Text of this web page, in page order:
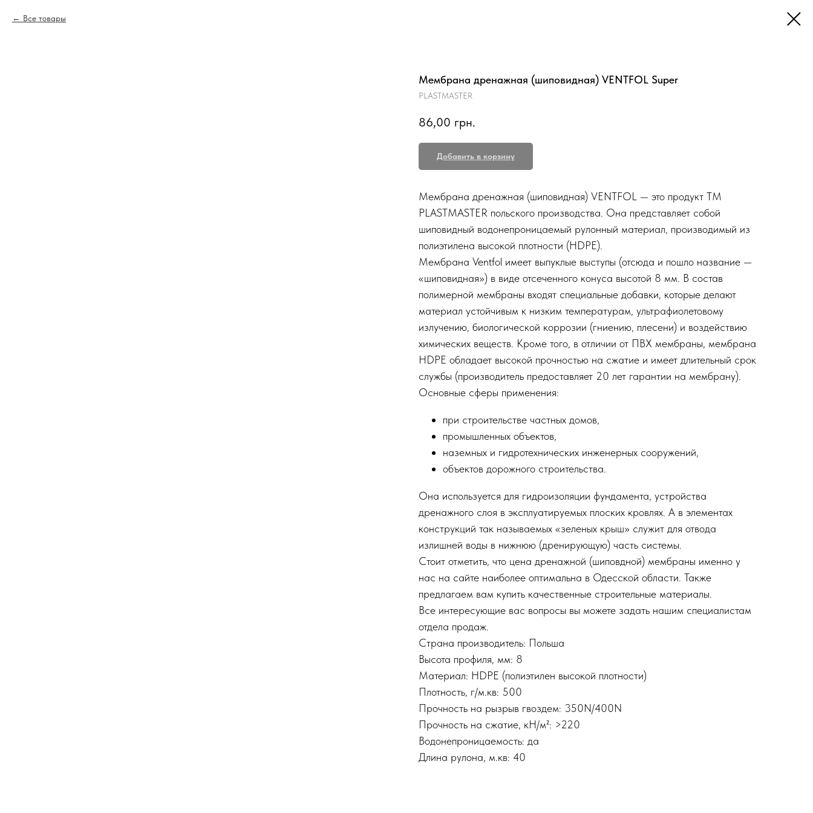
Все товары
Мембрана дренажная (шиповидная) VENTFOL Super
PLASTMASTER
86,00 грн.
Добавить в корзину
Мембрана дренажная (шиповидная) VENTFOL — это продукт ТМ
PLASTMASTER польского производства. Она представляет собой
шиповидный водонепроницаемый рулонный материал, производимый из
полиэтилена высокой плотности (HDPE).
Мембрана Ventfol имеет выпуклые выступы (отсюда и пошло название —
«шиповидная») в виде отсеченного конуса высотой 8 мм. В состав
полимерной мембраны входят специальные добавки, которые делают
материал устойчивым к низким температурам, ультрафиолетовому
излучению, биологической коррозии (гниению, плесени) и воздействию
химических веществ. Кроме того, в отличии от ПВХ мембраны, мембрана
HDPE обладает высокой прочностью на сжатие и имеет длительный срок
службы (производитель предоставляет 20 лет гарантии на мембрану).
Основные сферы применения:
при строительстве частных домов,
промышленных объектов,
наземных и гидротехнических инженерных сооружений,
объектов дорожного строительства.
Она используется для гидроизоляции фундамента, устройства
дренажного слоя в эксплуатируемых плоских кровлях. А в элементах
конструкций так называемых «зеленых крыш» служит для отвода
излишней воды в нижнюю (дренирующую) часть системы.
Стоит отметить, что цена дренажной (шиповдной) мембраны именно у
нас на сайте наиболее оптимальна в Одесской области. Также
предлагаем вам купить качественные строительные материалы.
Все интересующие вас вопросы вы можете задать нашим специалистам
отдела продаж.
Страна производитель: Польша
Высота профиля, мм: 8
Материал: HDPE (полиэтилен высокой плотности)
Плотность, г/м.кв: 500
Прочность на рызрыв гвоздем: 350N/400N
Прочность на сжатие, кН/м²: >220
Водонепроницаемость: да
Длина рулона, м.кв: 40